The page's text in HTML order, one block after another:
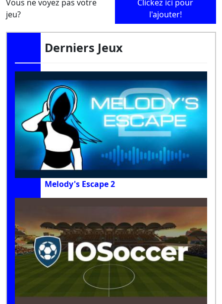
Vous ne voyez pas votre
jeu?
Clickez ici pour
l'ajouter!
Derniers Jeux
Melody's Escape 2